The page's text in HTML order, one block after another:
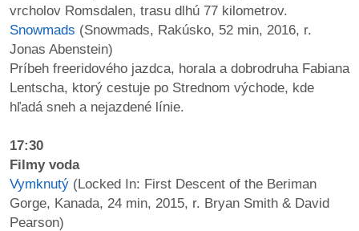
vrcholov Romsdalen, trasu dlhú 77 kilometrov.
Snowmads (Snowmads, Rakúsko, 52 min, 2016, r.
Jonas Abenstein)
Príbeh freeridového jazdca, horala a dobrodruha Fabiana
Lentscha, ktorý cestuje po Strednom východe, kde
hľadá sneh a nejazdené línie.
17:30
Filmy voda
Vymknutý (Locked In: First Descent of the Beriman
Gorge, Kanada, 24 min, 2015, r. Bryan Smith & David
Pearson)